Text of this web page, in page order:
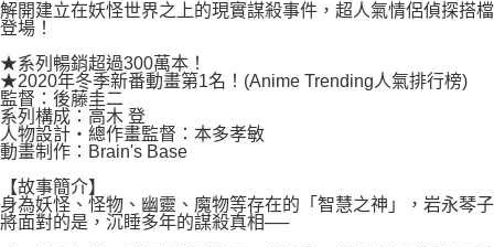
解開建立在妖怪世界之上的現實謀殺事件，超人氣情侶偵探搭檔
登場！
★系列暢銷超過300萬本！
★2020年冬季新番動畫第1名！(Anime Trending人氣排行榜)
監督：後藤圭二
系列構成：高木 登
人物設計・總作畫監督：本多孝敏
動畫制作：Brain's Base
【故事簡介】
身為妖怪、怪物、幽靈、魔物等存在的「智慧之神」，岩永琴子
將面對的是，沉睡多年的謀殺真相──